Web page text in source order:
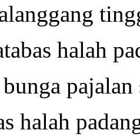
halah
pajalan
halah